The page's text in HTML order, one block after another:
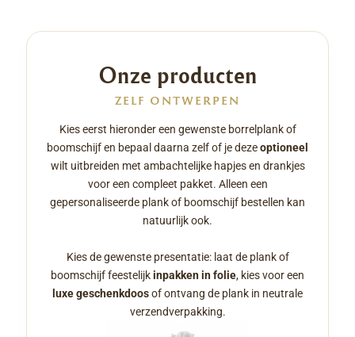
Onze producten
ZELF ONTWERPEN
Kies eerst hieronder een gewenste borrelplank of
boomschijf en bepaal daarna zelf of je dezeoptioneel
wilt uitbreiden met ambachtelijke hapjes en drankjes
voor een compleet pakket. Alleen een
gepersonaliseerde plank of boomschijf bestellen kan
natuurlijk ook.
Kies de gewenste presentatie: laat de plank of
boomschijf feestelijkinpakken in folie, kies voor een
luxe geschenkdoosof ontvang de plank in neutrale
verzendverpakking.